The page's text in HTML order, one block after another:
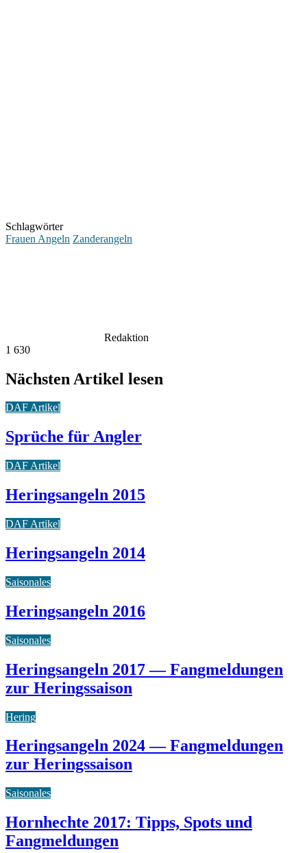
Schlagwörter
Frauen Angeln Zanderangeln
Redaktion
1 630
Nächsten Artikel lesen
DAF Artikel
Sprüche für Angler
DAF Artikel
Heringsangeln 2015
DAF Artikel
Heringsangeln 2014
Saisonales
Heringsangeln 2016
Saisonales
Heringsangeln 2017 — Fangmeldungen
zur Heringssaison
Hering
Heringsangeln 2024 — Fangmeldungen
zur Heringssaison
Saisonales
Hornhechte 2017: Tipps, Spots und
Fangmeldungen